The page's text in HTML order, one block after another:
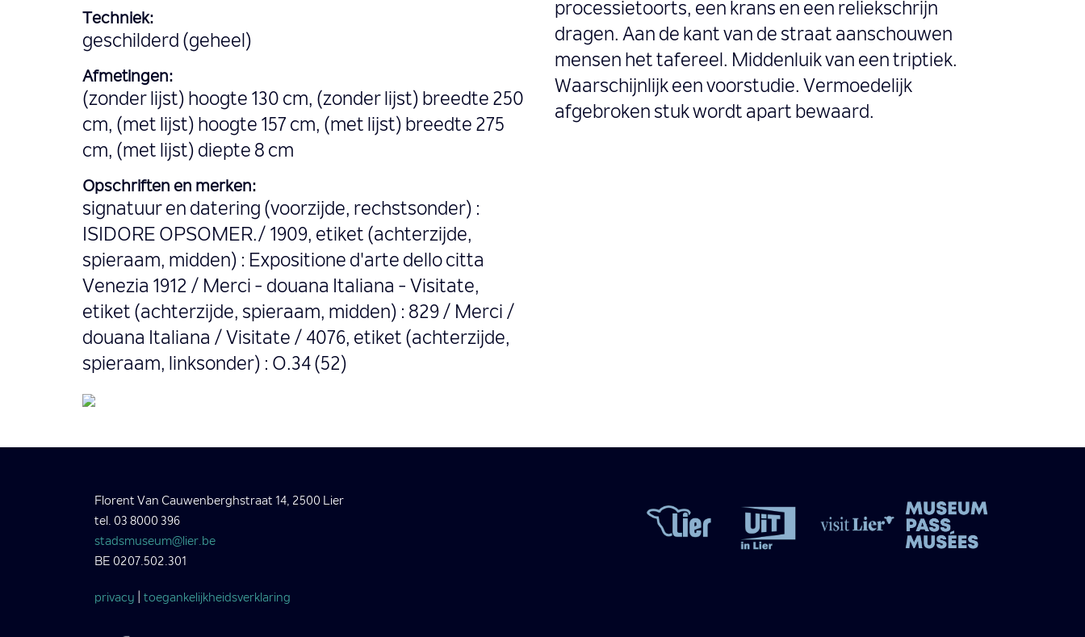
Techniek:
geschilderd (geheel)
Afmetingen:
(zonder lijst) hoogte 130 cm, (zonder lijst) breedte 250
cm, (met lijst) hoogte 157 cm, (met lijst) breedte 275
cm, (met lijst) diepte 8 cm
Opschriften en merken:
signatuur en datering (voorzijde, rechstsonder) :
ISIDORE OPSOMER./ 1909, etiket (achterzijde,
spieraam, midden) : Expositione d'arte dello citta
Venezia 1912 / Merci - douana Italiana - Visitate,
etiket (achterzijde, spieraam, midden) : 829 / Merci /
douana Italiana / Visitate / 4076, etiket (achterzijde,
spieraam, linksonder) : O.34 (52)
processietoorts, een krans en een reliekschrijn
dragen. Aan de kant van de straat aanschouwen
mensen het tafereel. Middenluik van een triptiek.
Waarschijnlijk een voorstudie. Vermoedelijk
afgebroken stuk wordt apart bewaard.
Florent Van Cauwenberghstraat 14, 2500 Lier
tel. 03 8000 396
stadsmuseum@lier.be
BE 0207.502.301
privacy toegankelijkheidsverklaring